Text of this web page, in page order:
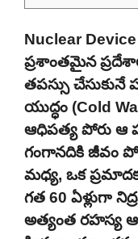
Nuclear
ప్రశాంతమైన
తపస్సు చేసుకునే
యుద్ధం (Cold
ఆధిపత్య పోరు ఆ
గంగానదికి జీవం
మధ్య, ఒక
గత 60 ఏళ్లుగా
అత్యంత రహస్య